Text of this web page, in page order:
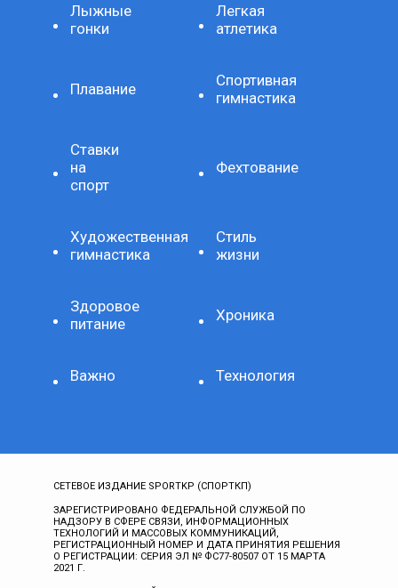
Лыжные
гонки
Легкая
атлетика
Плавание
Спортивная
гимнастика
Ставки
на
спорт
Фехтование
Художественная
гимнастика
Стиль
жизни
Здоровое
питание
Хроника
Важно Технология
СЕТЕВОЕ ИЗДАНИЕ SPORTKP (СПОРТКП)
ЗАРЕГИСТРИРОВАНО ФЕДЕРАЛЬНОЙ СЛУЖБОЙ ПО
НАДЗОРУ В СФЕРЕ СВЯЗИ, ИНФОРМАЦИОННЫХ
ТЕХНОЛОГИЙ И МАССОВЫХ КОММУНИКАЦИЙ,
РЕГИСТРАЦИОННЫЙ НОМЕР И ДАТА ПРИНЯТИЯ РЕШЕНИЯ
О РЕГИСТРАЦИИ: СЕРИЯ ЭЛ № ФС77-80507 ОТ 15 МАРТА
2021 Г.